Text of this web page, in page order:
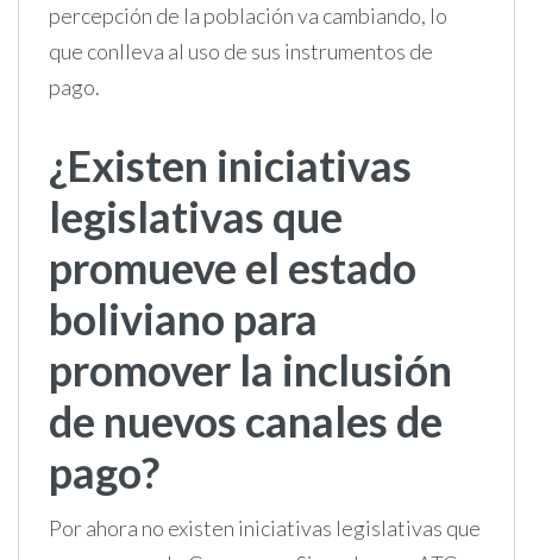
percepción de la población va cambiando, lo
que conlleva al uso de sus instrumentos de
pago.
¿Existen iniciativas
legislativas que
promueve el estado
boliviano para
promover la inclusión
de nuevos canales de
pago?
Por ahora no existen iniciativas legislativas que